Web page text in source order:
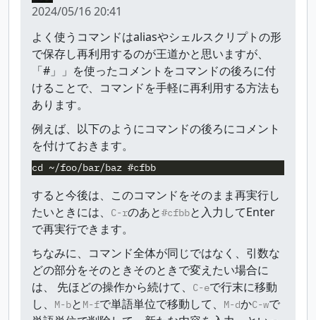
2024/05/16 20:41
よく使うコマンドはaliasやシェルスクリプトの形
で保存し再利用するのが王道かと思いますが、
「#」」を使ったコメントをコマンドの後ろに付
けることで、コマンドを手軽に再利用する方法も
あります。
例えば、以下のようにコマンドの後ろにコメント
を付けておきます。
すると今後は、このコマンドをそのまま再実行し
たいときには、
C-rのあと#cfbbと入力してEnter
で再実行できます。
ちなみに、コマンド全体が同じではなく、引数な
どの部分をそのときそのときで変えたい場合に
は、 先ほどの操作から続けて、
C-eで行末に移動
し、
M-bと M-fで単語単位で移動して、 M-dかC-wで